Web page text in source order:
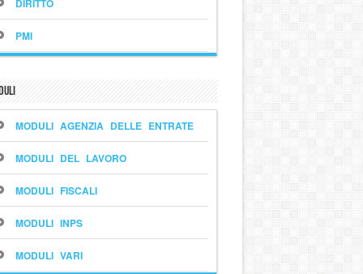
DIRITTO
PMI
MODULI AGENZIA DELLE ENTRATE
MODULI DEL LAVORO
MODULI FISCALI
MODULI INPS
MODULI VARI